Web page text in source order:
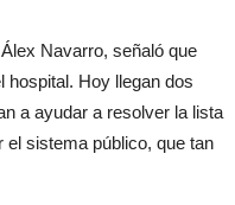
Navarro, señaló que
hospital. Hoy llegan dos
a ayudar a resolver la lista
sistema público, que tan